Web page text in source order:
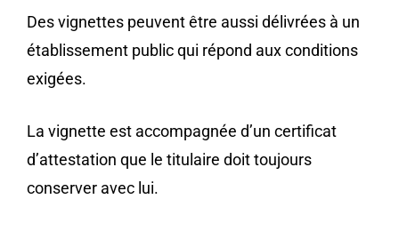
Des vignettes peuvent être aussi délivrées à un
établissement public qui répond aux conditions
exigées.
La vignette est accompagnée d’un certificat
d’attestation que le titulaire doit toujours
conserver avec lui.